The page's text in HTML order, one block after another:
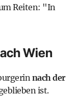
Reiten: "In
Wien
nach der
ist.